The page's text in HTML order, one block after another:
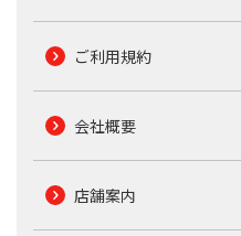
ご利用規約
会社概要
店舗案内